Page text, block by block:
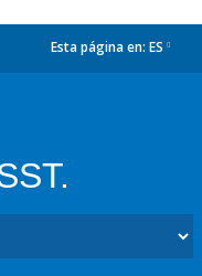
Esta página en: ES